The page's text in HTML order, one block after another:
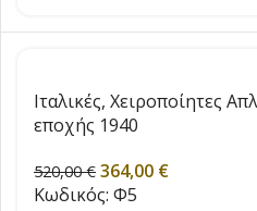
Ιταλικές, Χειροποίητες
εποχής 1940
520,00€ 364,00 €
Κωδικός: Φ5